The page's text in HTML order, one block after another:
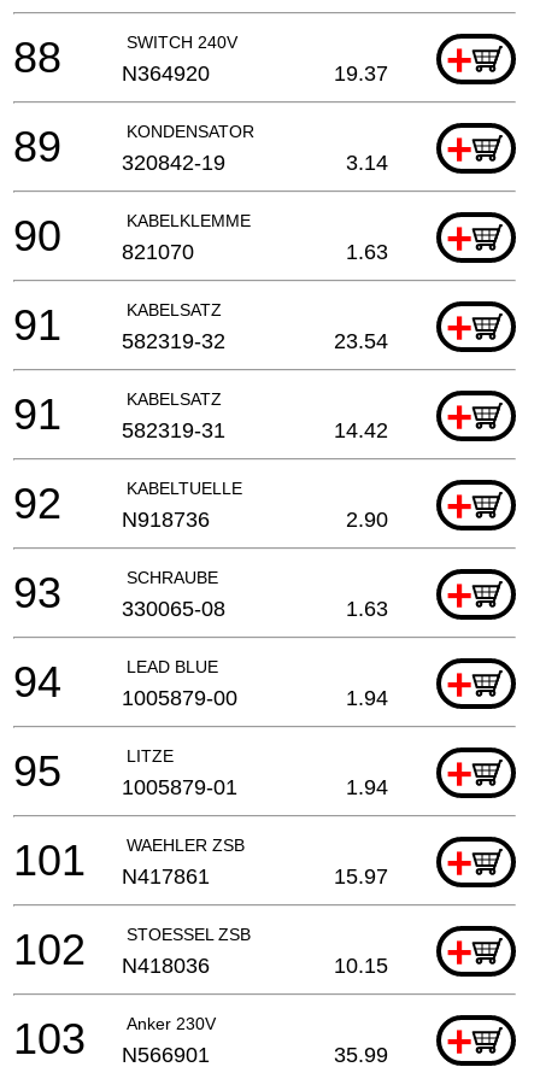
SWITCH 240V +
88 N364920 19.37
KONDENSATOR +
89 320842-19 3.14
KABELKLEMME +
90 821070 1.63
KABELSATZ +
91 582319-32 23.54
KABELSATZ +
91 582319-31 14.42
KABELTUELLE +
92 N918736 2.90
SCHRAUBE +
93 330065-08 1.63
LEAD BLUE +
94 1005879-00 1.94
LITZE +
95 1005879-01 1.94
WAEHLER ZSB +
101 N417861 15.97
STOESSEL ZSB +
102 N418036 10.15
Anker 230V +
103 N566901 35.99